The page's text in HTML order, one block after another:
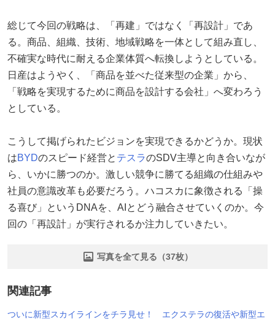
総じて今回の戦略は、「再建」ではなく「再設計」であ
る。商品、組織、技術、地域戦略を一体として組み直し、
不確実な時代に耐える企業体質へ転換しようとしている。
日産はようやく、「商品を並べた従来型の企業」から、
「戦略を実現するために商品を設計する会社」へ変わろう
としている。
こうして掲げられたビジョンを実現できるかどうか。現状
はBYDのスピード経営と テスラのSDV主導と向き合いなが
ら、いかに勝つのか。激しい競争に勝てる組織の仕組みや
社員の意識改革も必要だろう。ハコスカに象徴される「操
る喜び」というDNAを、AIとどう融合させていくのか。今
回の「再設計」が実行されるか注力していきたい。
写真を全て見る（37枚）
関連記事
ついに新型スカイラインをチラ見せ！ エクステラの復活や新型エ